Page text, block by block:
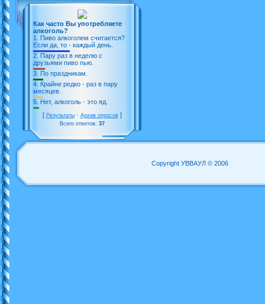
Как часто Вы употребляете
алкоголь?
1. Пиво алкоголем считается?
Если да, то - каждый день.
2. Пару раз в неделю с
друзьями пиво пью.
3. По праздникам.
4. Крайне редко - раз в пару
месяцев.
5. Нет, алкоголь - это яд.
[ Результаты· Архив опросов]
Всего ответов: 37
Copyright УВВАУЛ © 2006